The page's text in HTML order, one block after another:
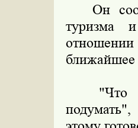
Он
туризма
отношении
ближайшее
"Что